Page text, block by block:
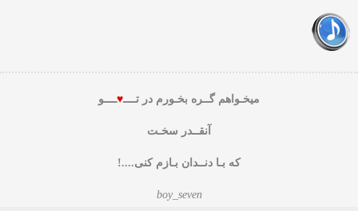
میخـواهم گــره بخـورم در تــــ♥ــــو
آنقــدر سخـت
که بـا دنــدان بـازم کنی....!
boy_seven